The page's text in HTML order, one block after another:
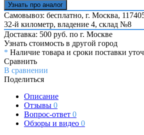
Узнать про аналог
Самовывоз: бесплатно, г. Москва,
32-й километр, владение 4, склад №8
Доставка: 500 руб. по г. Москве
Узнать стоимость в другой город
* Наличие товара и сроки поставки
Сравнить
В сравнении
Поделиться
Описание
Отзывы 0
Вопрос-ответ 0
Обзоры и видео 0